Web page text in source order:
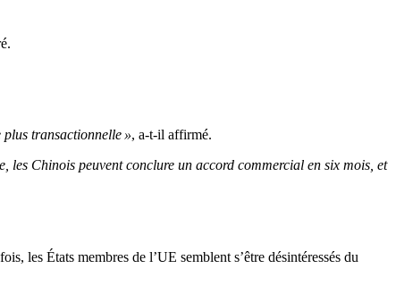
transactionnelle », a-t-il affirmé.
les Chinois peuvent conclure un accord commercial en six mois, et
les États membres de l’UE semblent s’être désintéressés du